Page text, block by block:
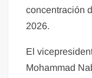
concentración
2026.
El
Mohammad